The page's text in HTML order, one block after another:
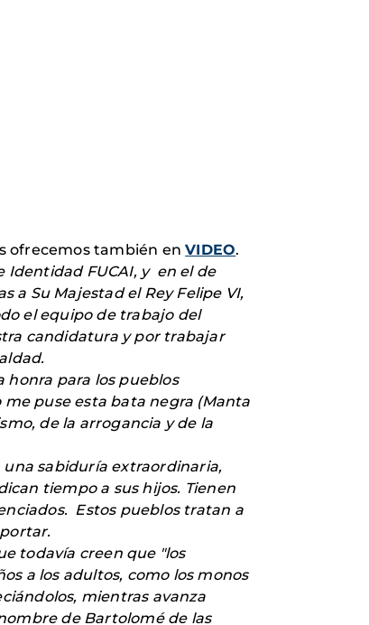
ofrecemos también enVIDEO.
Identidad FUCAI, y en el de
a Su Majestad el Rey Felipe VI,
el equipo de trabajo del
candidatura y por trabajar
honra para los pueblos
me puse esta bata negra (Manta
de la arrogancia y de la
una sabiduría extraordinaria,
tiempo a sus hijos. Tienen
Estos pueblos tratan a
todavía creen que "los
a los adultos, como los monos
mientras avanza
de Bartolomé de las